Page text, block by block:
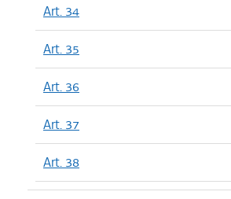
Art. 34
Art. 35
Art. 36
Art. 37
Art. 38